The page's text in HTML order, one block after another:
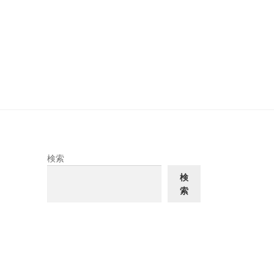
検索
検
索